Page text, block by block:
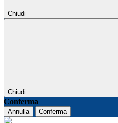
Chiudi
Chiudi
Conferma
Annulla Conferma